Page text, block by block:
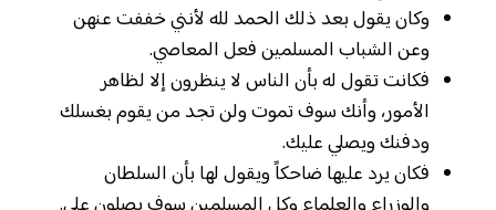
وكان يقول بعد ذلك الحمد لله لأنني خففت عنهن
وعن الشباب المسلمين فعل المعاصي.
فكانت تقول له بأن الناس لا ينظرون إلا لظاهر
الأمور، وأنك سوف تموت ولن تجد من يقوم بغسلك
ودفنك ويصلي عليك.
فكان يرد عليها ضاحكاً ويقول لها بأن السلطان